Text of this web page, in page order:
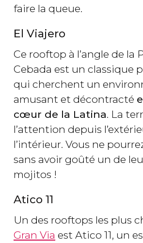
faire la queue.
El Viajero
Ce rooftop à l’angle de la
Cebada est un classique
qui cherchent un
amusant et décontracté
cœur de la Latina. La
l’attention depuis
l’intérieur. Vous ne
sans avoir goûté un de
mojitos !
Atico 11
Un des rooftops les plus
Gran Via est Atico 11, un